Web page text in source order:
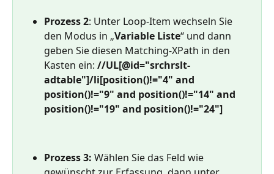
Prozess 2: Unter Loop-Item wechseln Sie
den Modus in „Variable Liste“ und dann
geben Sie diesen Matching-XPath in den
Kasten ein: //UL[@id="srchrslt-
adtable"]/li[position()!="4" and
position()!="9" and position()!="14" and
position()!="19" and position()!="24"]
Prozess 3: Wählen Sie das Feld wie